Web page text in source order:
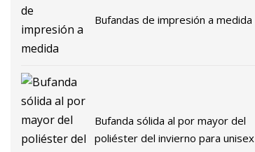
Bufandas de impresión a medida
Bufanda sólida al por mayor del
poliéster del invierno para unisex